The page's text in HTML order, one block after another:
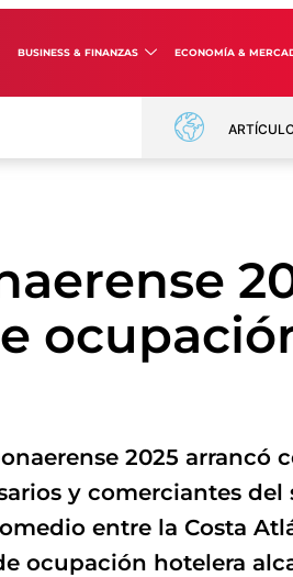
BUSINESS & FINANZAS ECONOMÍA &
2025 arrancó
y comerciantes del
entre la Costa
ocupación hotelera